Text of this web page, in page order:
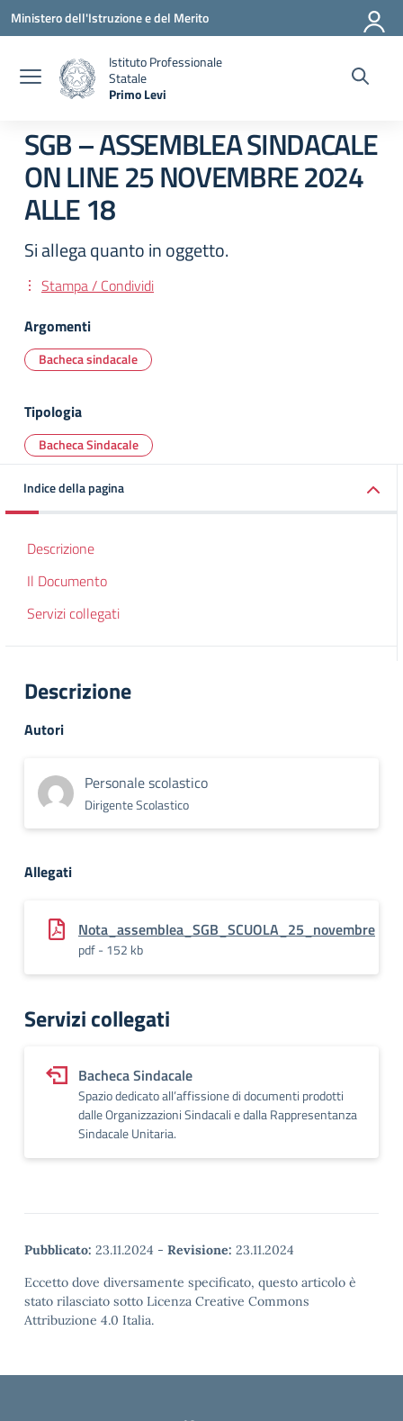
Vai ai contenuti
Vai al menu di navigazione
Vai al footer
Ministero dell'Istruzione e del Merito
Istituto Professionale
Statale
Primo Levi
SGB – ASSEMBLEA SINDACALE
ON LINE 25 NOVEMBRE 2024
ALLE 18
Si allega quanto in oggetto.
Stampa / Condividi
Argomenti
Bacheca sindacale
Tipologia
Bacheca Sindacale
Indice della pagina
Descrizione
Il Documento
Servizi collegati
Descrizione
Autori
Personale scolastico
Dirigente Scolastico
Allegati
Nota_assemblea_SGB_SCUOLA_25_novembre
pdf - 152 kb
Servizi collegati
Bacheca Sindacale
Spazio dedicato all’affissione di documenti prodotti
dalle Organizzazioni Sindacali e dalla Rappresentanza
Sindacale Unitaria.
Pubblicato: 23.11.2024 - Revisione: 23.11.2024
Eccetto dove diversamente specificato, questo articolo è
stato rilasciato sotto Licenza Creative Commons
Attribuzione 4.0 Italia.